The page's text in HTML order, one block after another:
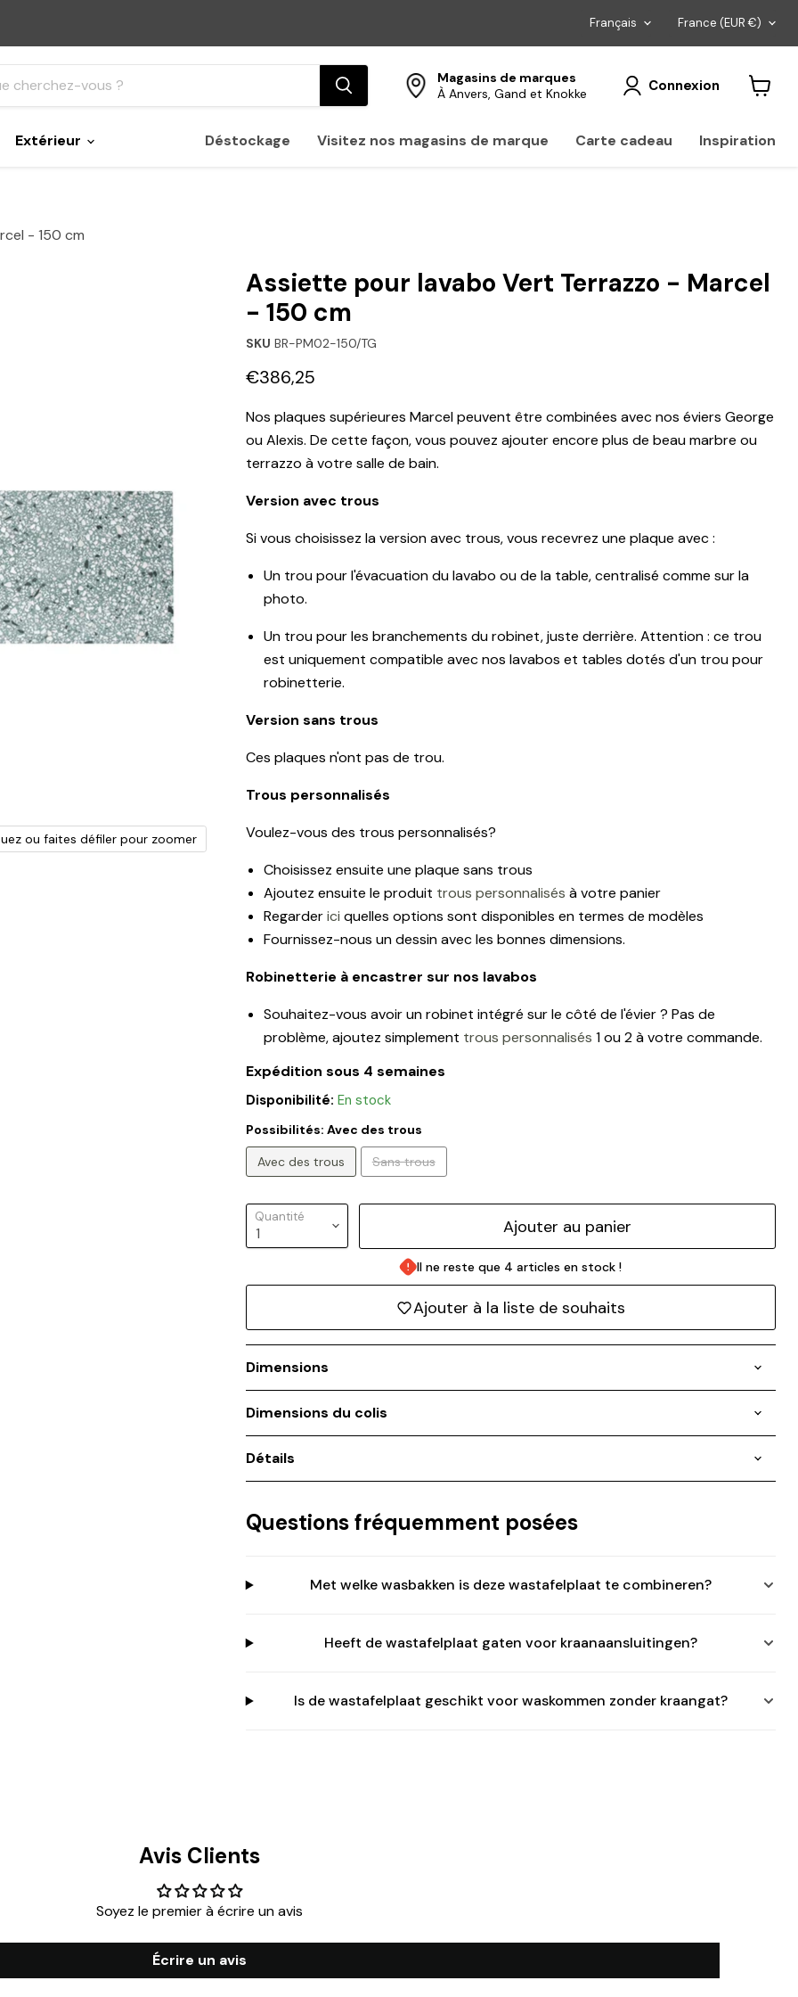
Langue
Français Pays
France (EUR €)
Magasins de marques
À Anvers, Gand et Knokke
Connexion
panier
Extérieur Déstockage Visitez nos magasins de marque Carte cadeau Inspiration
- 150 cm
ou faites défiler pour zoomer
Assiette pour lavabo Vert Terrazzo - Marcel
- 150 cm
SKU BR-PM02-150/TG
Prix actuel
€386,25
Nos plaques supérieures Marcel peuvent être combinées avec nos éviers George
ou Alexis. De cette façon, vous pouvez ajouter encore plus de beau marbre ou
terrazzo à votre salle de bain.
Version avec trous
Si vous choisissez la version avec trous, vous recevrez une plaque avec :
Un trou pour l'évacuation du lavabo ou de la table, centralisé comme sur la
photo.
Un trou pour les branchements du robinet, juste derrière. Attention : ce trou
est uniquement compatible avec nos lavabos et tables dotés d'un trou pour
robinetterie.
Version sans trous
Ces plaques n'ont pas de trou.
Trous personnalisés
Voulez-vous des trous personnalisés?
Choisissez ensuite une plaque sans trous
Ajoutez ensuite le produit trous personnalisés à votre panier
Regarder ici quelles options sont disponibles en termes de modèles
Fournissez-nous un dessin avec les bonnes dimensions.
Robinetterie à encastrer sur nos lavabos
Souhaitez-vous avoir un robinet intégré sur le côté de l'évier ? Pas de
problème, ajoutez simplement trous personnalisés 1 ou 2 à votre commande.
Expédition sous 4 semaines
Disponibilité: En stock
Possibilités: Avec des trous
Avec des trous
Sans trous
Quantité Ajouter au panier
Il ne reste que 4 articles en stock !
Ajouter à la liste de souhaits
Dimensions
Dimensions du colis
Détails
Questions fréquemment posées
Met welke wasbakken is deze wastafelplaat te combineren?
Heeft de wastafelplaat gaten voor kraanaansluitingen?
Is de wastafelplaat geschikt voor waskommen zonder kraangat?
Avis Clients
Soyez le premier à écrire un avis
Écrire un avis